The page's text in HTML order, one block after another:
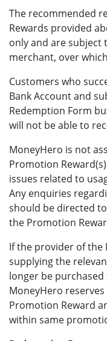
The recommended
Rewards provided
only and are subject
merchant, over
Customers who
Bank Account and
Redemption Form
will not be able to
MoneyHero is not
Promotion
issues related to
Any enquiries
should be directed
the Promotion
If the provider of the
supplying the
longer be
MoneyHero
Promotion Reward
within same